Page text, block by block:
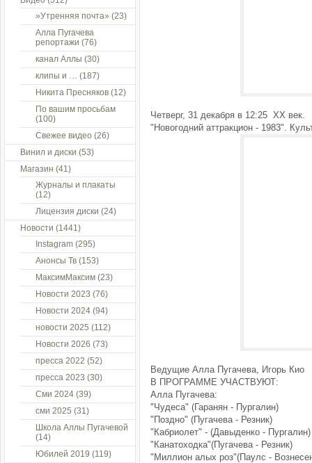
Четверг, 31 декабря в 12:25 ХХ век.
"Новогодний аттракцион - 1983".
Ведущие Алла Пугачева, Игорь Кио
В ПРОГРАММЕ УЧАСТВУЮТ:
Алла Пугачева:
"Чудеса" (Гаранян - Пургалин)
"Поздно" (Пугачева - Резник)
"Кабриолет" - (Давыденко -
"Канатоходка"(Пугачева - Резник)
"Миллион алых роз"(Паулс -
»Утренняя почта» (23)
Алла Пугачева
репортажи (76)
канал Аллы (30)
клипы и … (187)
Никита Пресняков (12)
По вашим просьбам
(100)
Свежее видео (26)
Винил и диски (53)
Магазин (41)
Журналы и плакаты
(12)
Лицензия диски (24)
Новости (1441)
Instagram (295)
Анонсы Тв (153)
МаксимМаксим (23)
Новости 2023 (76)
Новости 2024 (94)
новости 2025 (112)
Новости 2026 (73)
пресса 2022 (52)
пресса 2023 (30)
Сми 2024 (39)
сми 2025 (31)
Школа Аллы Пугачевой
(14)
Юбилей 2019 (119)